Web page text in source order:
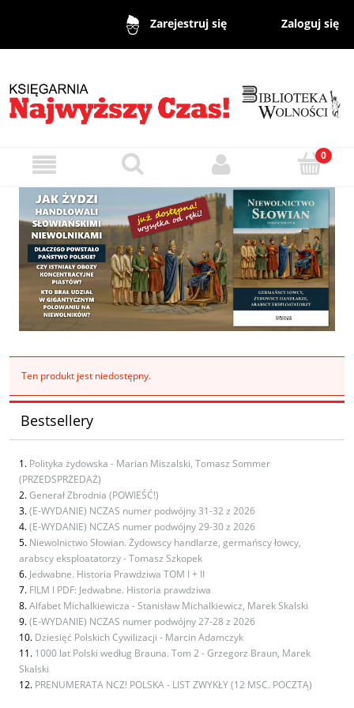
Zarejestruj się Zaloguj się
Ten produkt jest niedostępny.
Bestsellery
Polityka żydowska - Marian Miszalski, Tomasz Sommer
(PRZEDSPRZEDAŻ)
Generał Zbrodnia (POWIEŚĆ!)
(E-WYDANIE) NCZAS numer podwójny 31-32 z 2026
(E-WYDANIE) NCZAS numer podwójny 29-30 z 2026
Niewolnictwo Słowian. Żydowscy handlarze, germańscy łowcy,
arabscy eksploatatorzy - Tomasz Szkopek
Jedwabne. Historia Prawdziwa TOM I + II
FILM I PDF: Jedwabne. Historia prawdziwa
Alfabet Michalkiewicza - Stanisław Michalkiewicz, Marek Skalski
(E-WYDANIE) NCZAS numer podwójny 27-28 z 2026
Dziesięć Polskich Cywilizacji - Marcin Adamczyk
1000 lat Polski według Brauna. Tom 2 - Grzegorz Braun, Marek
Skalski
PRENUMERATA NCZ! POLSKA - LIST ZWYKŁY (12 MSC. POCZTĄ)